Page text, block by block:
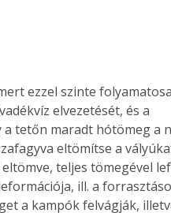
ezzel szinte
elvezetését, és a
a tetőn maradt hótömeg a
eltömítse a
teljes tömegével
ill. a
a kampók felvágják,